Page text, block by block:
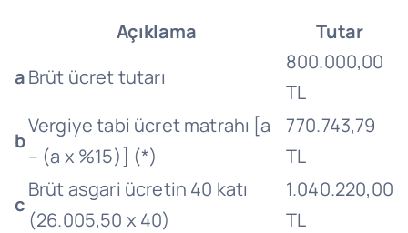
Açıklama
Tutar
aBrüt ücret tutarı
800.000,00
TL
b
Vergiye tabi ücret matrahı [a
– (a x %15)] (*)
770.743,79
TL
c
Brüt asgari ücretin 40 katı
(26.005,50 x 40)
1.040.220,00
TL